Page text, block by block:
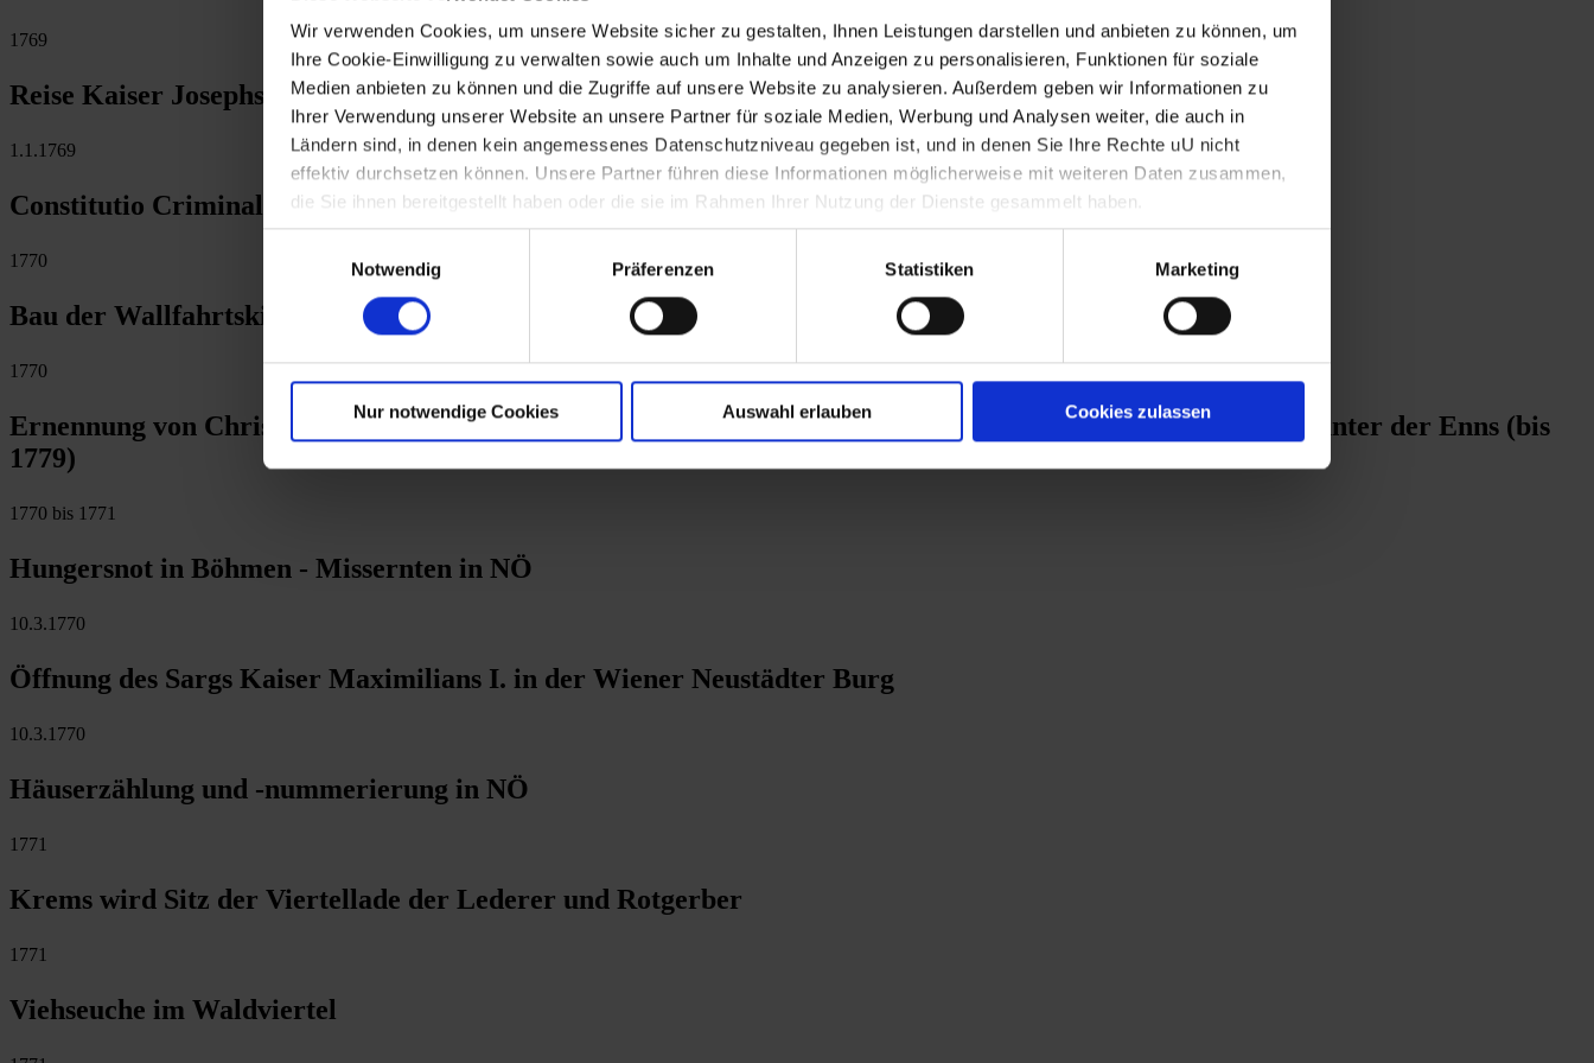
Wir verwenden Cookies, um unsere Website sicher zu gestalten, Ihnen Leistungen darstellen und anbieten zu können, um
Ihre Cookie-Einwilligung zu verwalten sowie auch um Inhalte und Anzeigen zu personalisieren, Funktionen für soziale
Medien anbieten zu können und die Zugriffe auf unsere Website zu analysieren. Außerdem geben wir Informationen zu
Ihrer Verwendung unserer Website an unsere Partner für soziale Medien, Werbung und Analysen weiter, die auch in
Ländern sind, in denen kein angemessenes Datenschutzniveau gegeben ist, und in denen Sie Ihre Rechte uU nicht
effektiv durchsetzen können. Unsere Partner führen diese Informationen möglicherweise mit weiteren Daten zusammen,
die Sie ihnen bereitgestellt haben oder die sie im Rahmen Ihrer Nutzung der Dienste gesammelt haben.
Notwendig
Präferenzen Statistiken Marketing
Nur notwendige Cookies Auswahl erlauben Cookies zulassen
1769
Reise Kaiser Josephs II. durch Mähren (Pflügen bei Slavikovice)
1.1.1769
Constitutio Criminalis Maria Theresiana (Nemesis Theresiana)
1770
Bau der Wallfahrtskirche in Maria Ellend
1770
Ernennung von Christian August Graf von Seilern-Aspang (1717-1801) zum Statthalter des Erzherzogtums unter der Enns (bis
1779)
1770 bis 1771
Hungersnot in Böhmen - Missernten in NÖ
10.3.1770
Öffnung des Sargs Kaiser Maximilians I. in der Wiener Neustädter Burg
10.3.1770
Häuserzählung und -nummerierung in NÖ
1771
Krems wird Sitz der Viertellade der Lederer und Rotgerber
1771
Viehseuche im Waldviertel